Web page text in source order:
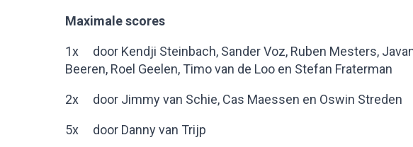
Maximale scores
1x door Kendji Steinbach, Sander Voz, Ruben Mesters,
Beeren, Roel Geelen, Timo van de Loo en Stefan Fraterman
2x door Jimmy van Schie, Cas Maessen en Oswin Streden
5x door Danny van Trijp